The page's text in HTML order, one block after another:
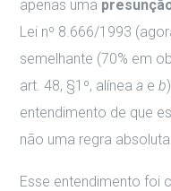
apenas uma
Lei nº 8.666/1993
semelhante (70% em
art. 48, §1º, alíneaa eb
entendimento de que
não uma regra
Esse entendimento foi